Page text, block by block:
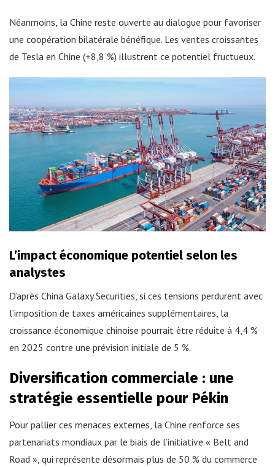
Néanmoins, la Chine reste ouverte au dialogue pour favoriser
une coopération bilatérale bénéfique. Les ventes croissantes
de Tesla en Chine (+8,8 %) illustrent ce potentiel fructueux.
L’impact économique potentiel selon les
analystes
D’après China Galaxy Securities, si ces tensions perdurent avec
l’imposition de taxes américaines supplémentaires, la
croissance économique chinoise pourrait être réduite à 4,4 %
en 2025 contre une prévision initiale de 5 %.
Diversification commerciale : une
stratégie essentielle pour Pékin
Pour pallier ces menaces externes, la Chine renforce ses
partenariats mondiaux par le biais de l’initiative « Belt and
Road », qui représente désormais plus de 50 % du commerce